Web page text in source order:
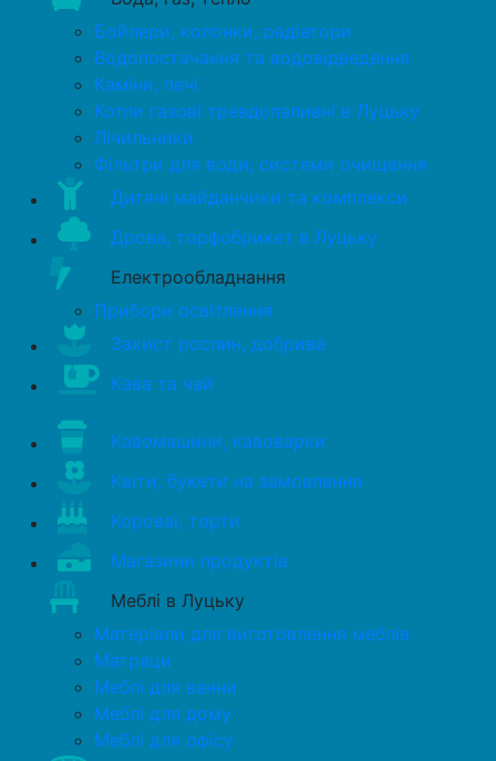
Бойлери, колонки, радіатори
Водопостачання та водовідведення
Каміни, печі
Котли газові тревдопаливні в Луцьку
Лічильники
Фільтри для води, системи очищення
Дитячі майданчики та комплекси
Дрова, торфобрикет в Луцьку
Електрообладнання
Прибори освітлення
Захист рослин, добрива
Кава та чай
Кавомашини, кавоварки
Квіти, букети на замовлення
Короваї, торти
Магазини продуктів
Меблі в Луцьку
Матеріали для виготовлення меблів
Матраци
Меблі для ванни
Меблі для дому
Меблі для офісу